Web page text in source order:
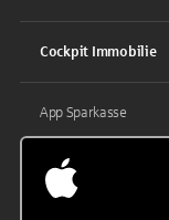
Cockpit Immobilie
App Sparkasse